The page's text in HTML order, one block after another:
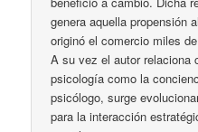
genera aquella propensión
originó el comercio miles
A su vez el autor relaciona
psicología como la
psicólogo, surge
para la interacción